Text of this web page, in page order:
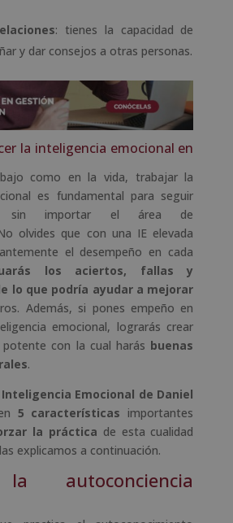
: tienes la capacidad de
y dar consejos a otras personas.
la inteligencia emocional en
como en la vida, trabajar la
es fundamental para seguir
sin importar el área de
olvides que con una IE elevada
el desempeño en cada
los aciertos, fallas y
lo que podría ayudar a mejorar
Además, si pones empeño en
emocional, lograrás crear
con la cual harás buenas
.
Inteligencia Emocional de Daniel
5 características importantes
la práctica de esta cualidad
explicamos a continuación.
autoconciencia